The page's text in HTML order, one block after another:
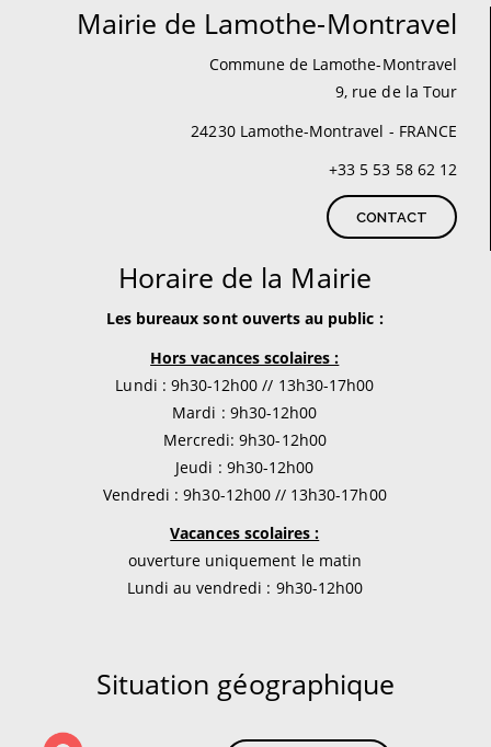
Mairie de Lamothe-Montravel
Commune de Lamothe-Montravel
9, rue de la Tour
24230 Lamothe-Montravel - FRANCE
+33 5 53 58 62 12
CONTACT
Horaire de la Mairie
Les bureaux sont ouverts au public :
Hors vacances scolaires :
Lundi : 9h30-12h00 // 13h30-17h00
Mardi : 9h30-12h00
Mercredi: 9h30-12h00
Jeudi : 9h30-12h00
Vendredi : 9h30-12h00 // 13h30-17h00
Vacances scolaires :
ouverture uniquement le matin
Lundi au vendredi : 9h30-12h00
Situation géographique